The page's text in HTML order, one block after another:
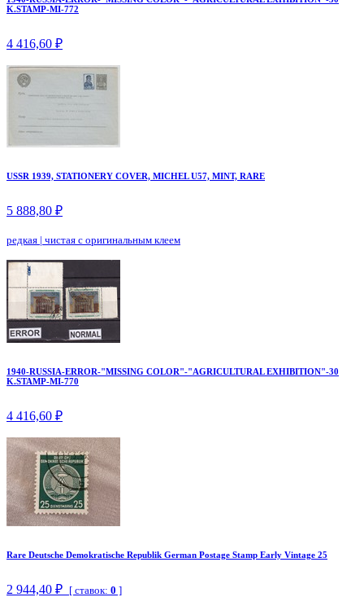
K.STAMP-MI-772
4 416,60 ₽
USSR 1939, STATIONERY COVER, MICHEL U57, MINT, RARE
5 888,80 ₽
редкая | чистая с оригинальным клеем
1940-RUSSIA-ERROR-"MISSING COLOR"-"AGRICULTURAL EXHIBITION"-30
K.STAMP-MI-770
4 416,60 ₽
Rare Deutsche Demokratische Republik German Postage Stamp Early Vintage 25
2 944,40 ₽ [ ставок: 0 ]